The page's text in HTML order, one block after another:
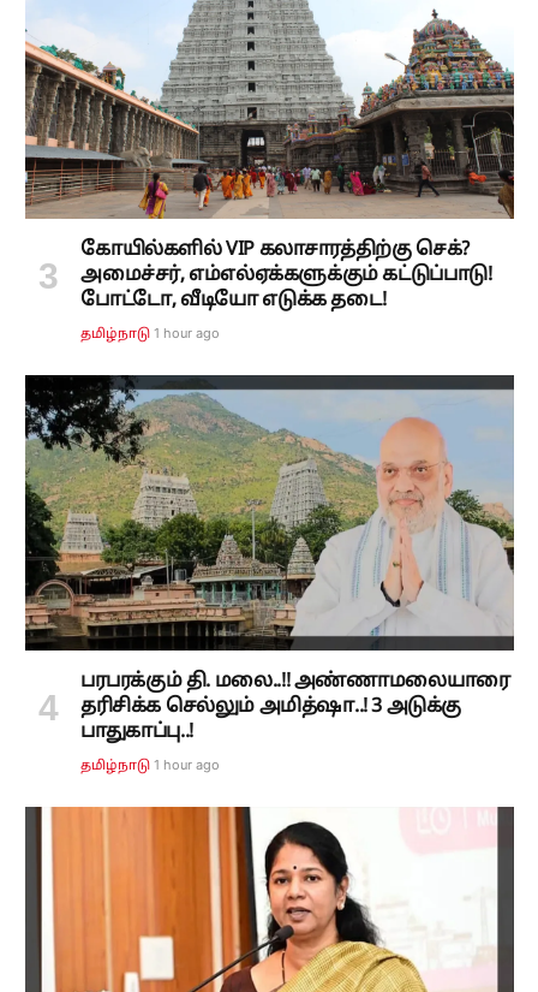
கோயில்களில் VIP கலாசாரத்திற்கு செக்?
அமைச்சர், எம்எல்ஏக்களுக்கும் கட்டுப்பாடு!
போட்டோ, வீடியோ எடுக்க தடை!
தமிழ்நாடு 1 hour ago
பரபரக்கும் தி. மலை..!! அண்ணாமலையாரை
தரிசிக்க செல்லும் அமித்ஷா..! 3 அடுக்கு
பாதுகாப்பு..!
தமிழ்நாடு 1 hour ago